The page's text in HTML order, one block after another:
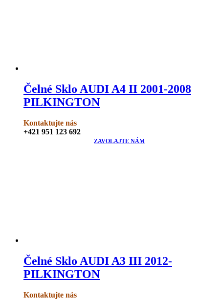
Čelné Sklo AUDI A4 II 2001-2008
PILKINGTON
Kontaktujte nás
+421 951 123 692
ZAVOLAJTE NÁM
Čelné Sklo AUDI A3 III 2012-
PILKINGTON
Kontaktujte nás